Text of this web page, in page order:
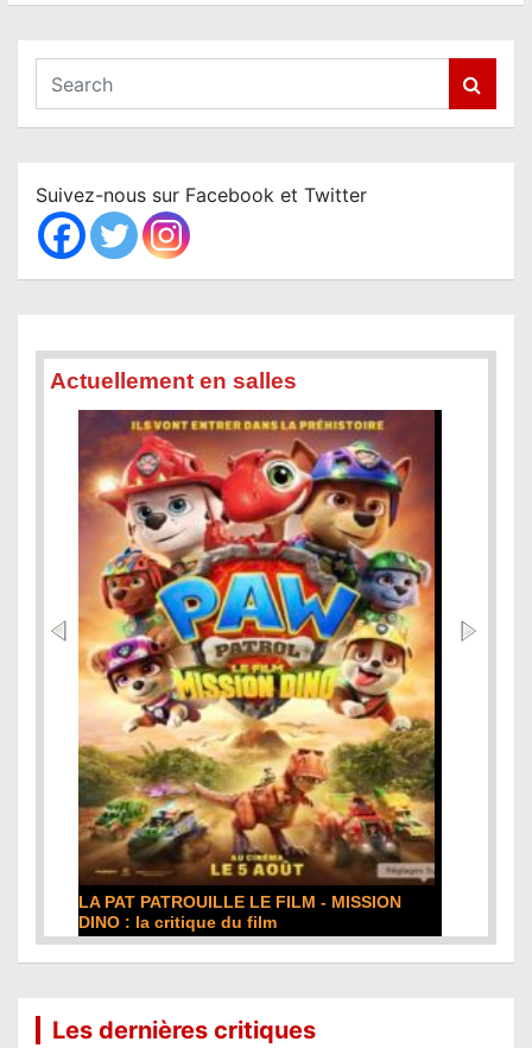
a
c
h
Suivez-nous sur Facebook et Twitter
Actuellement en salles
DE LA COMÉDIE-FRANÇAISE : la critique du
film
Les dernières critiques